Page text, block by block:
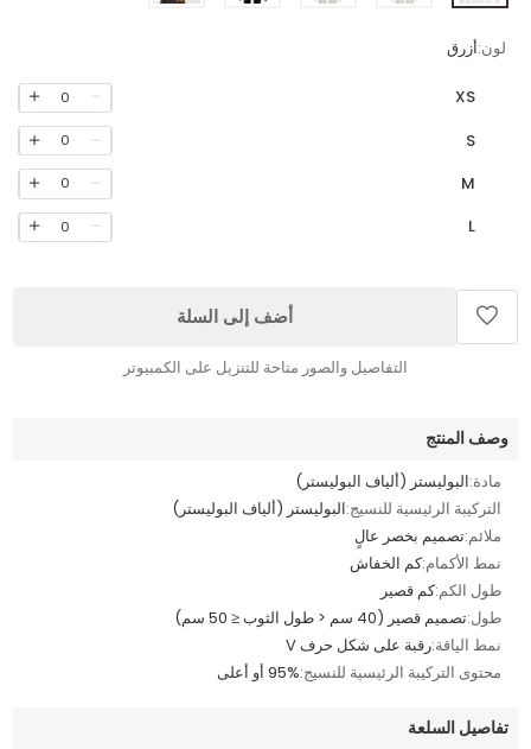
لون:أزرق
XS
0
S
0
M
0
L
0
أضف إلى السلة
التفاصيل والصور متاحة للتنزيل على الكمبيوتر
وصف المنتج
مادة:البوليستر (ألياف البوليستر)
التركيبة الرئيسية للنسيج:البوليستر (ألياف البوليستر)
ملائم:تصميم بخصر عالٍ
نمط الأكمام:كم الخفاش
طول الكم:كم قصير
طول:تصميم قصير (40 سم < طول الثوب ≤ 50 سم)
نمط الياقة:رقبة على شكل حرف V
محتوى التركيبة الرئيسية للنسيج:95% أو أعلى
تفاصيل السلعة